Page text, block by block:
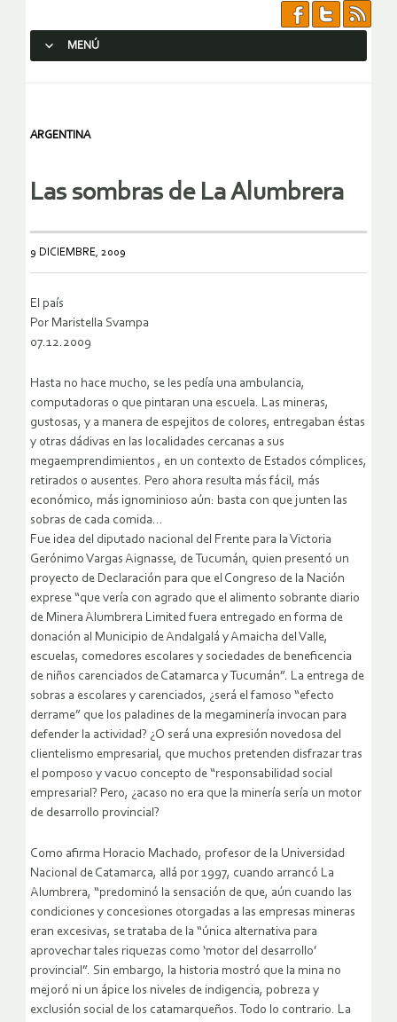
MENÚ
ARGENTINA
Las sombras de La Alumbrera
9 DICIEMBRE, 2009
El país
Por Maristella Svampa
07.12.2009
Hasta no hace mucho, se les pedía una ambulancia,
computadoras o que pintaran una escuela. Las mineras,
gustosas, y a manera de espejitos de colores, entregaban éstas
y otras dádivas en las localidades cercanas a sus
megaemprendimientos , en un contexto de Estados cómplices,
retirados o ausentes. Pero ahora resulta más fácil, más
económico, más ignominioso aún: basta con que junten las
sobras de cada comida…
Fue idea del diputado nacional del Frente para la Victoria
Gerónimo Vargas Aignasse, de Tucumán, quien presentó un
proyecto de Declaración para que el Congreso de la Nación
exprese “que vería con agrado que el alimento sobrante diario
de Minera Alumbrera Limited fuera entregado en forma de
donación al Municipio de Andalgalá y Amaicha del Valle,
escuelas, comedores escolares y sociedades de beneficencia
de niños carenciados de Catamarca y Tucumán”. La entrega de
sobras a escolares y carenciados, ¿será el famoso “efecto
derrame” que los paladines de la megaminería invocan para
defender la actividad? ¿O será una expresión novedosa del
clientelismo empresarial, que muchos pretenden disfrazar tras
el pomposo y vacuo concepto de “responsabilidad social
empresarial? Pero, ¿acaso no era que la minería sería un motor
de desarrollo provincial?
Como afirma Horacio Machado, profesor de la Universidad
Nacional de Catamarca, allá por 1997, cuando arrancó La
Alumbrera, “predominó la sensación de que, aún cuando las
condiciones y concesiones otorgadas a las empresas mineras
eran excesivas, se trataba de la “única alternativa para
aprovechar tales riquezas como ‘motor del desarrollo’
provincial”. Sin embargo, la historia mostró que la mina no
mejoró ni un ápice los niveles de indigencia, pobreza y
exclusión social de los catamarqueños. Todo lo contrario. La